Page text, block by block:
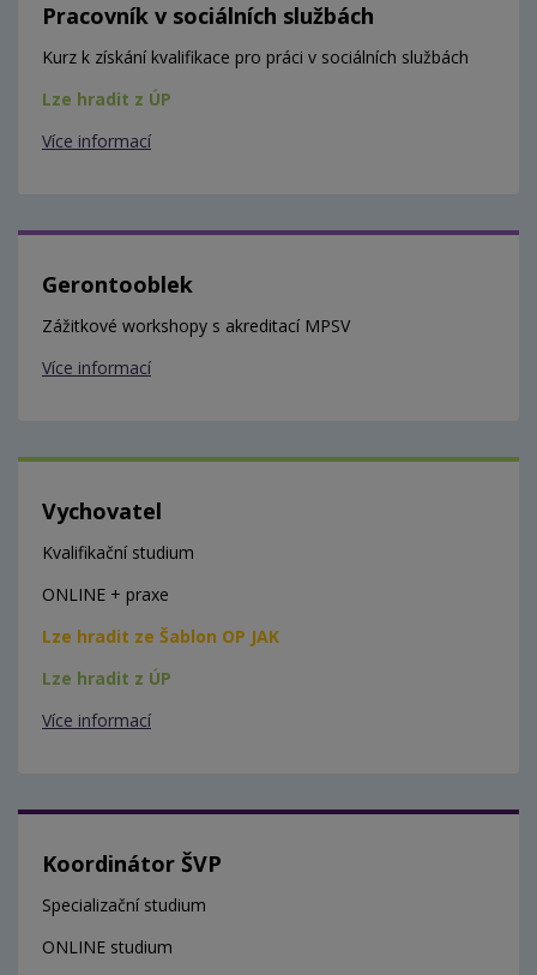
Pracovník v sociálních službách
Kurz k získání kvalifikace pro práci v sociálních službách
Lze hradit z ÚP
Více informací
Gerontooblek
Zážitkové workshopy s akreditací MPSV
Více informací
Vychovatel
Kvalifikační studium
ONLINE + praxe
Lze hradit ze Šablon OP JAK
Lze hradit z ÚP
Více informací
Koordinátor ŠVP
Specializační studium
ONLINE studium